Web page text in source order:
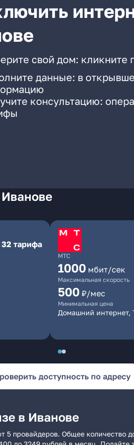
свой дом: кликните
данные: в
консультацию:
32 тарифа
МТС
1000 мбит/сек
Максимальная скорость
500 ₽/мес
Минимальная цена
Домашний интернет,
доступность по адресу
в Иванове
провайдеров. Общее количество